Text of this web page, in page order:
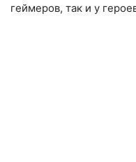
геймеров, так и у